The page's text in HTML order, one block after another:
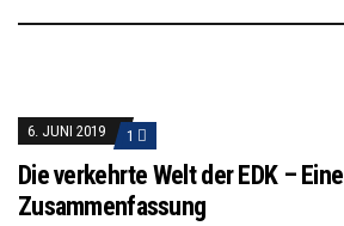
6. JUNI 2019 1
Die verkehrte Welt der EDK – Eine
Zusammenfassung